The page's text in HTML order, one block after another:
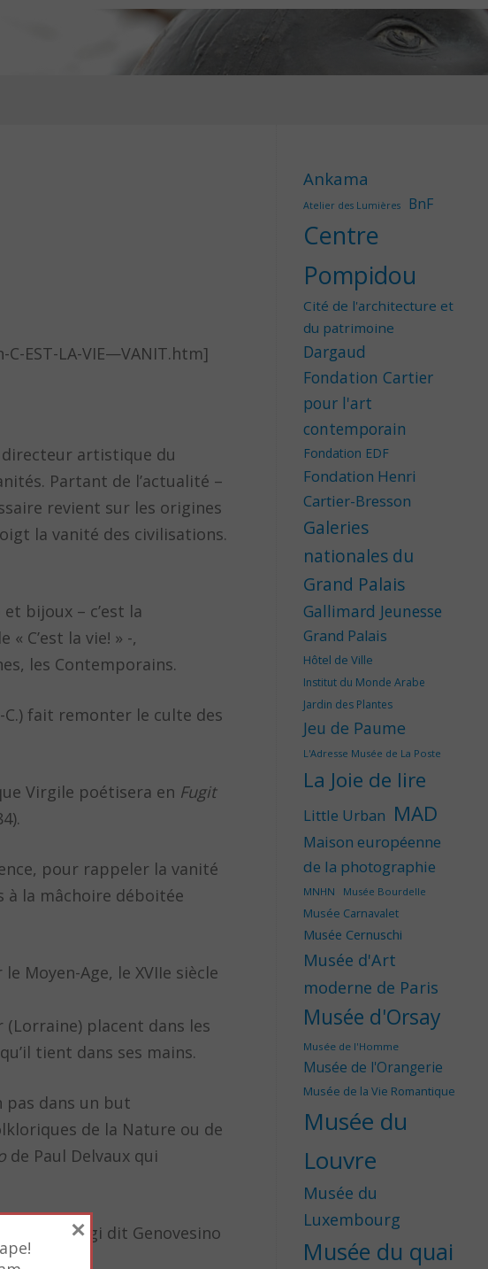
EST-LA-VIE—VANIT.htm]
artistique du
Partant de l’actualité –
revient sur les origines
la vanité des civilisations.
bijoux – c’est la
C’est la vie! » -,
les Contemporains.
C.) fait remonter le culte des
Virgile poétisera en Fugit
pour rappeler la vanité
à la mâchoire déboitée
Moyen-Age, le XVIIe siècle
(Lorraine) placent dans les
tient dans ses mains.
pas dans un but
de la Nature ou de
de Paul Delvaux qui
Luigi dit Genovesino
Ankama
Atelier des Lumières BnF
Centre
Pompidou
Cité de l'architecture et
du patrimoine
Dargaud
Fondation Cartier
pour l'art
contemporain
Fondation EDF
Fondation Henri
Cartier-Bresson
Galeries
nationales du
Grand Palais
Gallimard Jeunesse
Grand Palais
Hôtel de Ville
Institut du Monde Arabe
Jardin des Plantes
Jeu de Paume
L'Adresse Musée de La Poste
La Joie de lire
Little Urban MAD
Maison européenne
de la photographie
MNHN Musée Bourdelle
Musée Carnavalet
Musée Cernuschi
Musée d'Art
moderne de Paris
Musée d'Orsay
Musée de l'Homme
Musée de l'Orangerie
Musée de la Vie Romantique
Musée du
Louvre
Musée du
Luxembourg
Musée du quai
×